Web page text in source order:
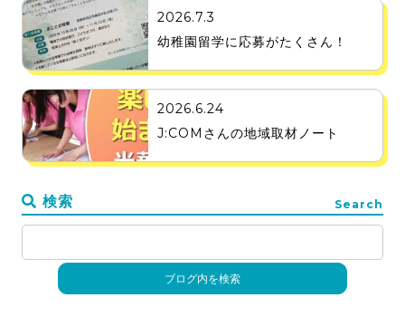
2026.7.3
幼稚園留学に応募がたくさん！
2026.6.24
J:COMさんの地域取材ノート
検索 Search